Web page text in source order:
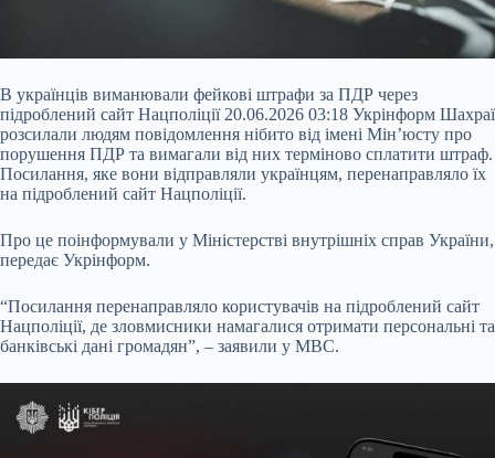
В українців виманювали фейкові штрафи за ПДР через
підроблений сайт Нацполіції 20.06.2026 03:18 Укрінформ Шахраї
розсилали людям повідомлення нібито від імені Мін’юсту про
порушення ПДР та вимагали від них терміново сплатити штраф.
Посилання, яке вони відправляли українцям, перенаправляло їх
на підроблений сайт Нацполіції.
Про це поінформували у Міністерстві внутрішніх справ України,
передає Укрінформ.
“Посилання перенаправляло користувачів на підроблений сайт
Нацполіції, де зловмисники намагалися отримати персональні та
банківські дані громадян”, – заявили у МВС.